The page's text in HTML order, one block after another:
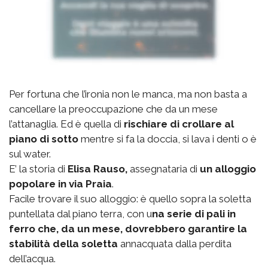
Per fortuna che l’ironia non le manca, ma non basta a
cancellare la preoccupazione che da un mese
l’attanaglia. Ed è quella di rischiare di crollare al
piano di sotto mentre si fa la doccia, si lava i denti o è
sul water.
E’ la storia di Elisa Rauso, assegnataria di un alloggio
popolare in via Praia.
Facile trovare il suo alloggio: è quello sopra la soletta
puntellata dal piano terra, con una serie di pali in
ferro che, da un mese, dovrebbero garantire la
stabilità della soletta annacquata dalla perdita
dell’acqua.